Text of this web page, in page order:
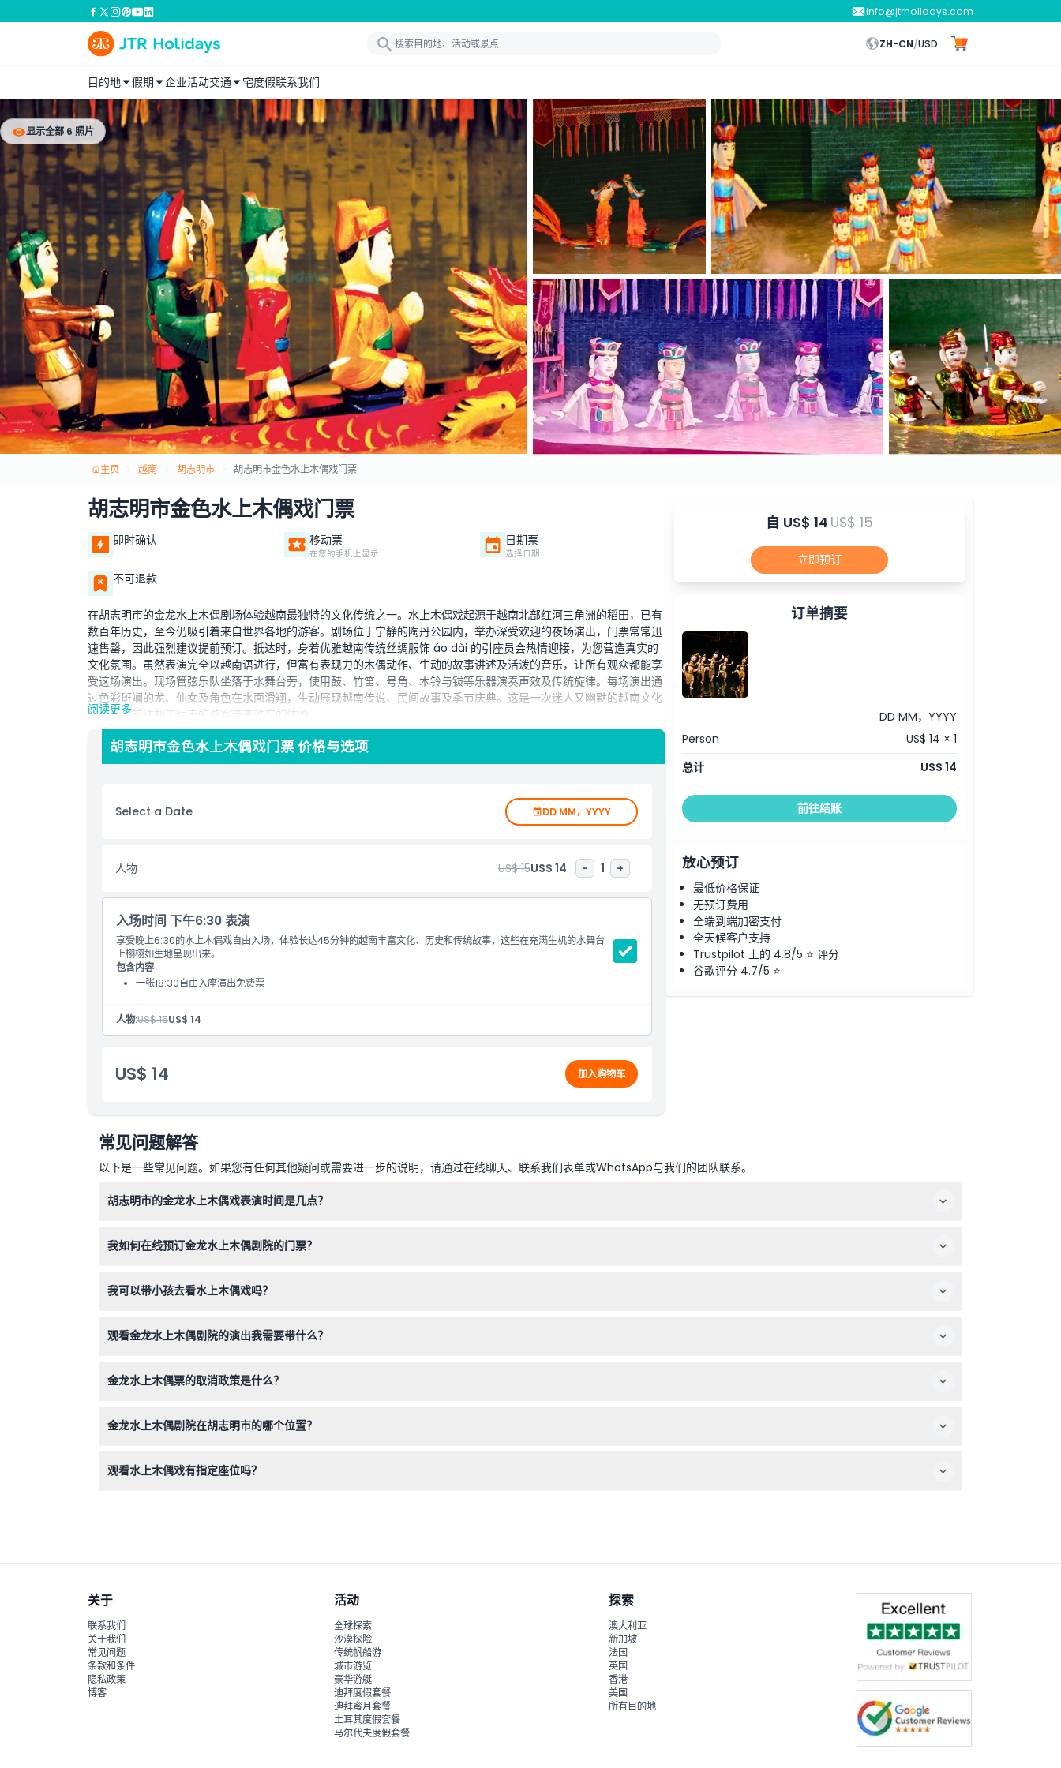
info@jtrholidays.com
ZH-CN/USD
目的地 假期 企业活动交通 宅度假联系我们
显示全部 6 照片
主页 越南 胡志明市 胡志明市金色水上木偶戏门票
胡志明市金色水上木偶戏门票
即时确认 移动票
在您的手机上显示
日期票
选择日期
不可退款
在胡志明市的金龙水上木偶剧场体验越南最独特的文化传统之一。水上木偶戏起源于越南北部红河三角洲的稻田，已有
数百年历史，至今仍吸引着来自世界各地的游客。剧场位于宁静的陶丹公园内，举办深受欢迎的夜场演出，门票常常迅
速售罄，因此强烈建议提前预订。抵达时，身着优雅越南传统丝绸服饰 áo dài 的引座员会热情迎接，为您营造真实的
文化氛围。虽然表演完全以越南语进行，但富有表现力的木偶动作、生动的故事讲述及活泼的音乐，让所有观众都能享
受这场演出。现场管弦乐队坐落于水舞台旁，使用鼓、竹笛、号角、木铃与钹等乐器演奏声效及传统旋律。每场演出通
过色彩斑斓的龙、仙女及角色在水面滑翔，生动展现越南传说、民间故事及季节庆典。这是一次迷人又幽默的越南文化
展示，为前往胡志明市的游客带来难忘的体验。
亮点
需要了解的事项
如何到达那里
取消政策
阅读更多
胡志明市金色水上木偶戏门票 价格与选项
Select a Date DD MM，YYYY
人物 US$ 15US$ 14 - 1 +
入场时间 下午6:30 表演
享受晚上6:30的水上木偶戏自由入场，体验长达45分钟的越南丰富文化、历史和传统故事，这些在充满生机的水舞台
上栩栩如生地呈现出来。
包含内容
一张18:30自由入座演出免费票
人物:US$ 15US$ 14
US$ 14 加入购物车
自 US$ 14US$ 15
立即预订
订单摘要
DD MM，YYYY
Person
US$ 14 × 1
总计
US$ 14
前往结账
放心预订
最低价格保证
无预订费用
全端到端加密支付
全天候客户支持
Trustpilot 上的 4.8/5 ⭐ 评分
谷歌评分 4.7/5 ⭐
常见问题解答
以下是一些常见问题。如果您有任何其他疑问或需要进一步的说明，请通过在线聊天、联系我们表单或WhatsApp与我们的团队联系。
胡志明市的金龙水上木偶戏表演时间是几点？
我如何在线预订金龙水上木偶剧院的门票？
我可以带小孩去看水上木偶戏吗？
观看金龙水上木偶剧院的演出我需要带什么？
金龙水上木偶票的取消政策是什么？
金龙水上木偶剧院在胡志明市的哪个位置？
观看水上木偶戏有指定座位吗？
关于
联系我们
关于我们
常见问题
条款和条件
隐私政策
博客
活动
全球探索
沙漠探险
传统帆船游
城市游览
豪华游艇
迪拜度假套餐
迪拜蜜月套餐
土耳其度假套餐
马尔代夫度假套餐
探索
澳大利亚
新加坡
法国
英国
香港
美国
所有目的地